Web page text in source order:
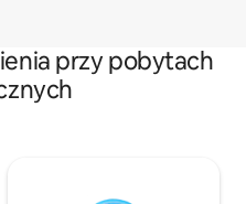
przy pobytach